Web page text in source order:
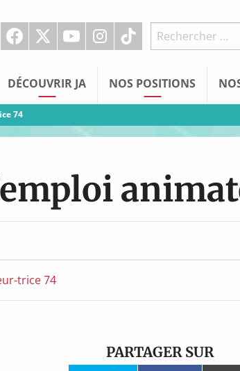
DÉCOUVRIR JA NOS POSITIONS
74
trice 74
PARTAGER SUR